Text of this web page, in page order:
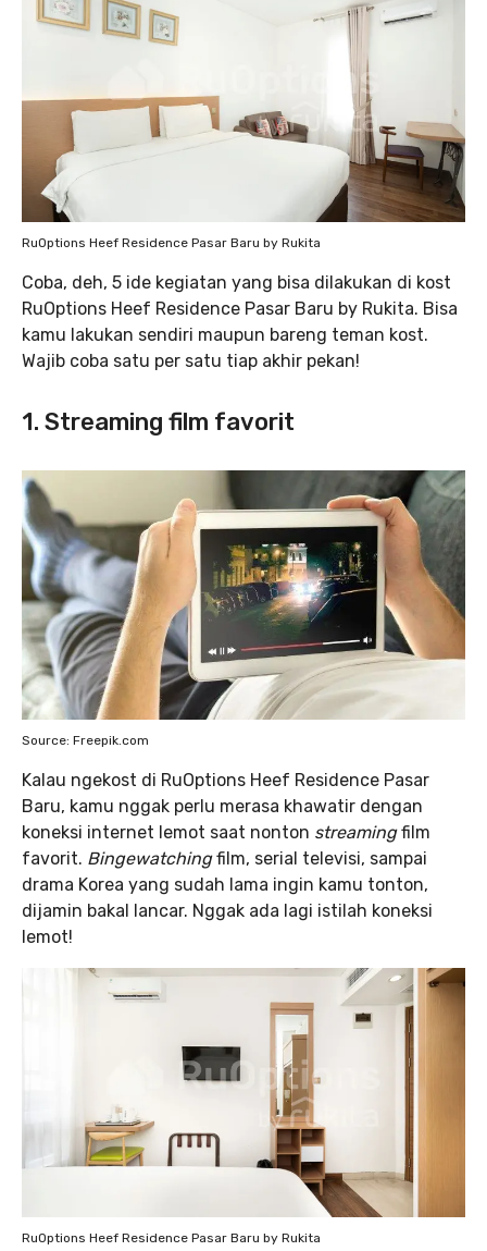
RuOptions Heef Residence Pasar Baru by Rukita
Coba, deh, 5 ide kegiatan yang bisa dilakukan di kost
RuOptions Heef Residence Pasar Baru by Rukita. Bisa
kamu lakukan sendiri maupun bareng teman kost.
Wajib coba satu per satu tiap akhir pekan!
1. Streaming film favorit
Source: Freepik.com
Kalau ngekost di RuOptions Heef Residence Pasar
Baru, kamu nggak perlu merasa khawatir dengan
koneksi internet lemot saat nonton streamingfilm
favorit. Bingewatchingfilm, serial televisi, sampai
drama Korea yang sudah lama ingin kamu tonton,
dijamin bakal lancar. Nggak ada lagi istilah koneksi
lemot!
RuOptions Heef Residence Pasar Baru by Rukita